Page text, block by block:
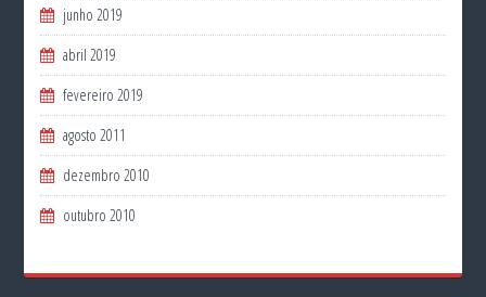
junho 2019
abril 2019
fevereiro 2019
agosto 2011
dezembro 2010
outubro 2010